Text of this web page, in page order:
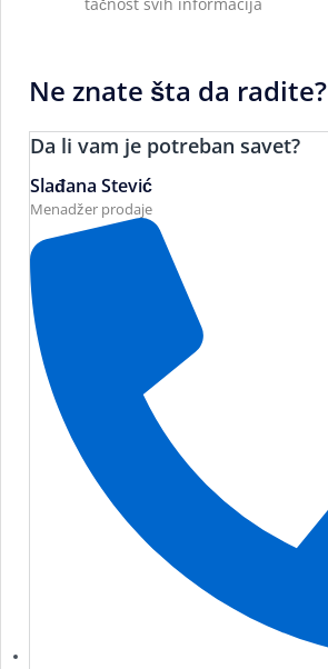
Ne znate šta da radite?
Da li vam je potreban savet?
Slađana Stević
Menadžer prodaje